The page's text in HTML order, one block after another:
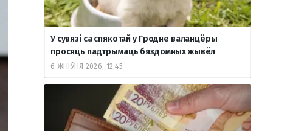
У сувязі са спякотай у Гродне валанцёры
просяць падтрымаць бяздомных жывёл
6 ЖНІЎНЯ 2026, 12:45